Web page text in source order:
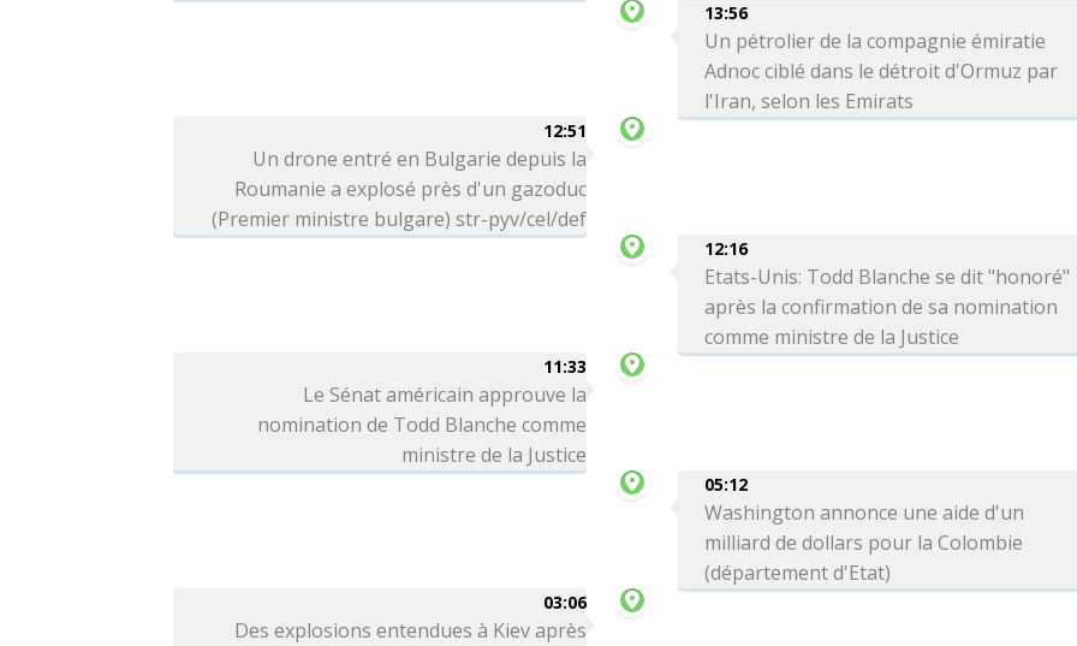
13:56
Un pétrolier de la compagnie émiratie
Adnoc ciblé dans le détroit d'Ormuz par
l'Iran, selon les Emirats
12:51
Un drone entré en Bulgarie depuis la
Roumanie a explosé près d'un gazoduc
(Premier ministre bulgare) str-pyv/cel/def
12:16
Etats-Unis: Todd Blanche se dit "honoré"
après la confirmation de sa nomination
comme ministre de la Justice
11:33
Le Sénat américain approuve la
nomination de Todd Blanche comme
ministre de la Justice
05:12
Washington annonce une aide d'un
milliard de dollars pour la Colombie
(département d'Etat)
03:06
Des explosions entendues à Kiev après